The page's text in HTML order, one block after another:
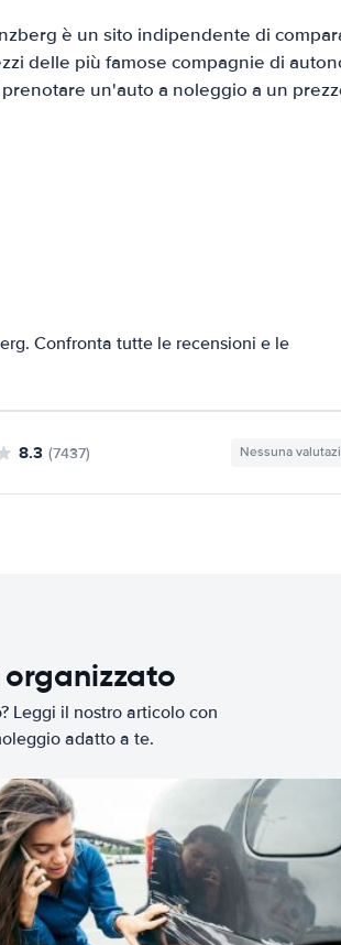
è un sito indipendente di
delle più famose compagnie di
un'auto a noleggio a un
Confronta tutte le recensioni e le
8.3 (7437) Nessuna
Leggi il nostro articolo con
adatto a te.